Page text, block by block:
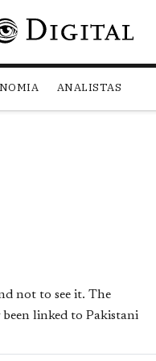
Pasar al contenido principal
ANALISTAS
not to see it. The
been linked to Pakistani